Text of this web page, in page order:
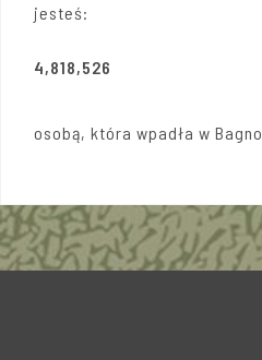
jesteś:
4,818,526
osobą, która wpadła w Bagno